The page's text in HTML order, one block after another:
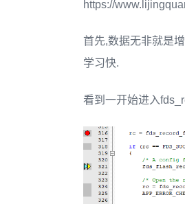
https://
首先,数据无非就是
学习快.
看到一开始进入